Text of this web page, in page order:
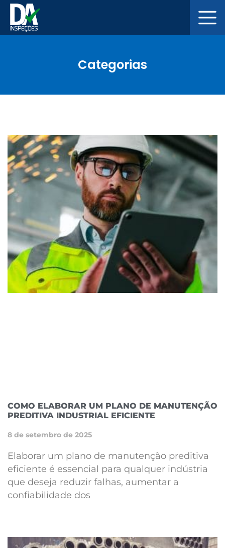
Categorias
COMO ELABORAR UM PLANO DE MANUTENÇÃO
PREDITIVA INDUSTRIAL EFICIENTE
8 de setembro de 2025
Elaborar um plano de manutenção preditiva
eficiente é essencial para qualquer indústria
que deseja reduzir falhas, aumentar a
confiabilidade dos